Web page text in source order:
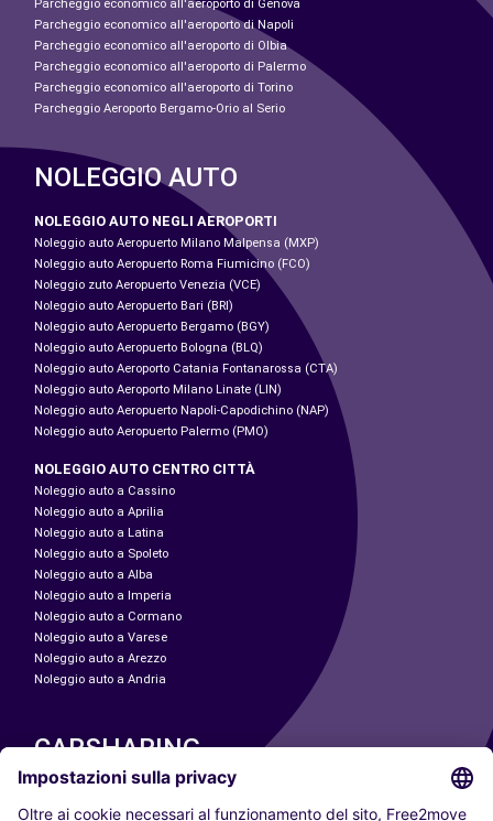
Parcheggio economico all'aeroporto di Genova
Parcheggio economico all'aeroporto di Napoli
Parcheggio economico all'aeroporto di Olbia
Parcheggio economico all'aeroporto di Palermo
Parcheggio economico all'aeroporto di Torino
Parcheggio Aeroporto Bergamo-Orio al Serio
NOLEGGIO AUTO
NOLEGGIO AUTO NEGLI AEROPORTI
Noleggio auto Aeropuerto Milano Malpensa (MXP)
Noleggio auto Aeropuerto Roma Fiumicino (FCO)
Noleggio zuto Aeropuerto Venezia (VCE)
Noleggio auto Aeropuerto Bari (BRI)
Noleggio auto Aeropuerto Bergamo (BGY)
Noleggio auto Aeropuerto Bologna (BLQ)
Noleggio auto Aeroporto Catania Fontanarossa (CTA)
Noleggio auto Aeroporto Milano Linate (LIN)
Noleggio auto Aeropuerto Napoli-Capodichino (NAP)
Noleggio auto Aeropuerto Palermo (PMO)
NOLEGGIO AUTO CENTRO CITTÀ
Noleggio auto a Cassino
Noleggio auto a Aprilia
Noleggio auto a Latina
Noleggio auto a Spoleto
Noleggio auto a Alba
Noleggio auto a Imperia
Noleggio auto a Cormano
Noleggio auto a Varese
Noleggio auto a Arezzo
Noleggio auto a Andria
CARSHARING
LE NOSTRE CITTÀ
Paris